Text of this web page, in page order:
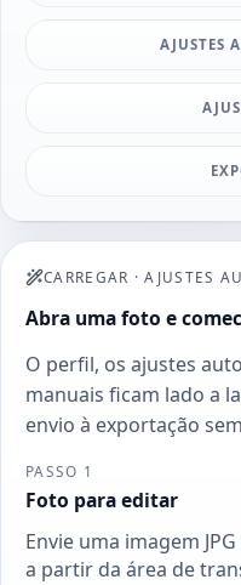
AJUSTES
CARREGAR ·AJUSTES
Abra uma foto e
O perfil, os ajustes
manuais ficam lado a
envio à exportação
PASSO 1
Foto para editar
Envie uma imagem
a partir da área de